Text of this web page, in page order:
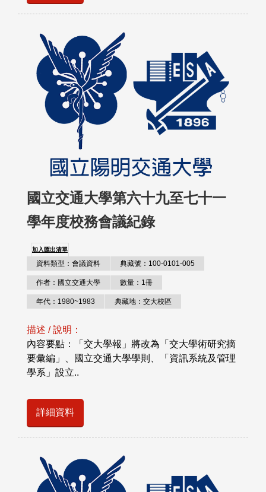
國立交通大學第六十九至七十一
學年度校務會議紀錄
加入匯出清單
資料類型：會議資料 典藏號：100-0101-005
作者：國立交通大學 數量：1冊
年代：1980~1983 典藏地：交大校區
描述 / 說明：
內容要點：「交大學報」將改為「交大學術研究摘
要彙編」、國立交通大學學則、「資訊系統及管理
學系」設立..
詳細資料